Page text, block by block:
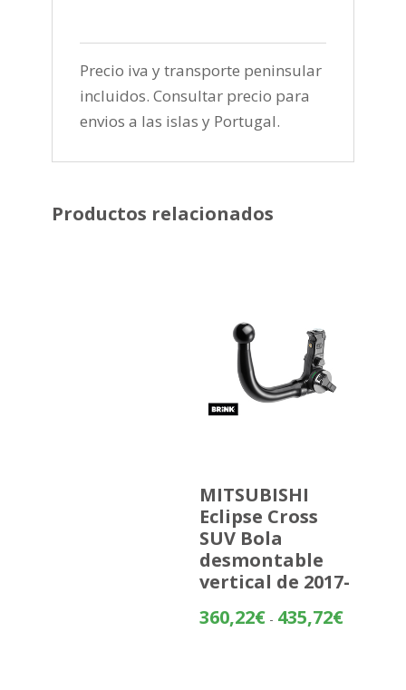
Precio iva y transporte peninsular
incluidos. Consultar precio para
envios a las islas y Portugal.
Productos relacionados
MITSUBISHI
Eclipse Cross
SUV Bola
desmontable
vertical de 2017-
360,22€ - 435,72€Rango